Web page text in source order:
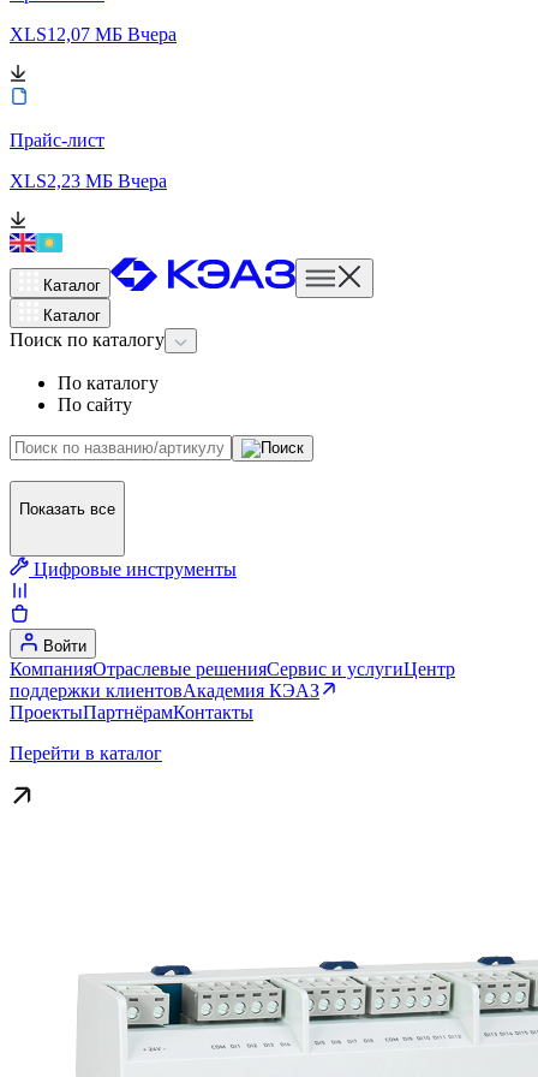
XLS12,07 МБ Вчера
Прайс-лист
XLS2,23 МБ Вчера
Каталог
Каталог
Поиск по каталогу
По каталогу
По сайту
Показать все
Цифровые инструменты
Войти
КомпанияОтраслевые решенияСервис и услугиЦентр
поддержки клиентовАкадемия КЭАЗ
ПроектыПартнёрамКонтакты
Перейти в каталог